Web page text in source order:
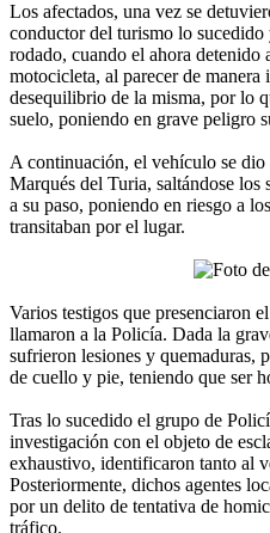
Los afectados, una vez se
conductor del turismo lo
rodado, cuando el ahora detenido
motocicleta, al parecer de manera
desequilibrio de la misma, por lo
suelo, poniendo en grave peligro
A continuación, el vehículo se
Marqués del Turia, saltándose los
a su paso, poniendo en riesgo a
transitaban por el lugar.
Varios testigos que presenciaron
llamaron a la Policía. Dada la
sufrieron lesiones y quemaduras,
de cuello y pie, teniendo que ser
Tras lo sucedido el grupo de
investigación con el objeto de
exhaustivo, identificaron tanto al
Posteriormente, dichos agentes
por un delito de tentativa de
tráfico.